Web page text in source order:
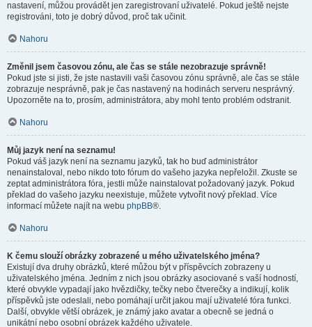
nastavení, můžou provádět jen zaregistrovaní uživatelé. Pokud ještě nejste
registrováni, toto je dobrý důvod, proč tak učinit.
Nahoru
Změnil jsem časovou zónu, ale čas se stále nezobrazuje správně!
Pokud jste si jisti, že jste nastavili vaši časovou zónu správně, ale čas se stále
zobrazuje nesprávně, pak je čas nastavený na hodinách serveru nesprávný.
Upozorněte na to, prosím, administrátora, aby mohl tento problém odstranit.
Nahoru
Můj jazyk není na seznamu!
Pokud váš jazyk není na seznamu jazyků, tak ho buď administrátor
nenainstaloval, nebo nikdo toto fórum do vašeho jazyka nepřeložil. Zkuste se
zeptat administrátora fóra, jestli může nainstalovat požadovaný jazyk. Pokud
překlad do vašeho jazyku neexistuje, můžete vytvořit nový překlad. Více
informací můžete najít na webu phpBB®.
Nahoru
K čemu slouží obrázky zobrazené u mého uživatelského jména?
Existují dva druhy obrázků, které můžou být v příspěvcích zobrazeny u
uživatelského jména. Jedním z nich jsou obrázky asociované s vaší hodností,
které obvykle vypadají jako hvězdičky, tečky nebo čtverečky a indikují, kolik
příspěvků jste odeslali, nebo pomáhají určit jakou mají uživatelé fóra funkci.
Další, obvykle větší obrázek, je známý jako avatar a obecně se jedná o
unikátní nebo osobní obrázek každého uživatele.